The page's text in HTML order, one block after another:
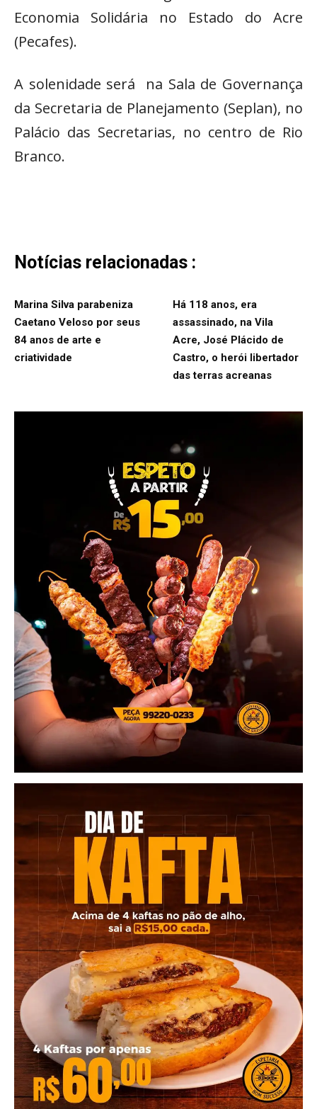
Economia Solidária no Estado do Acre
(Pecafes).
A solenidade será na Sala de Governança
da Secretaria de Planejamento (Seplan), no
Palácio das Secretarias, no centro de Rio
Branco.
Notícias relacionadas :
Marina Silva parabeniza
Caetano Veloso por seus
84 anos de arte e
criatividade
Há 118 anos, era
assassinado, na Vila
Acre, José Plácido de
Castro, o herói libertador
das terras acreanas